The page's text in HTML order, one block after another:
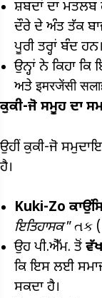
ਸ਼ਬਦਾਂ ਦਾ
ਦੌਰੇ ਦੇ ਅੰਤ ਤੱਕ
ਪੂਰੀ ਤਰ੍ਹਾਂ ਬੰਦ ਹਨ।
ਉਨ੍ਹਾਂ ਨੇ ਕਿਹਾ
ਅਤੇ इमरजेंसी
ਕੁਕੀ-ਜੋ ਸਮੂਹ ਦਾ
ਉਹੀਂ ਕੁਕੀ-ਜੋ
ਹੈ।
Kuki-Zo
ਇਤਿਹਾਸਕ"તક
ਉਹ ਪੀ.ਐੱਮ. ਤੋਂ
ਕਿ ਇਸ ਲਈ
ਸਕਦਾ ਹੈ।